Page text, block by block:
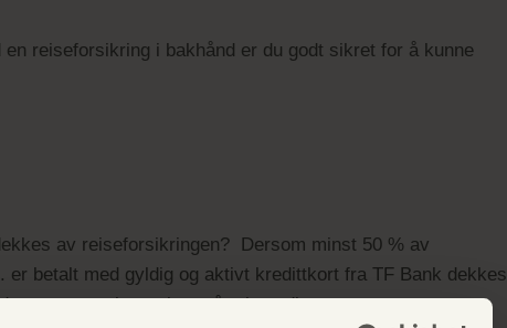
reiseforsikring i bakhånd er du godt sikret for å kunne
av reiseforsikringen? Dersom minst 50 % av
betalt med gyldig og aktivt kredittkort fra TF Bank dekkes
transportalternativer på reisen din.